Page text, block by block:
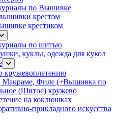
по Вышивке
крестом
крестиком
по шитью
куклы, одежда для кукол
кружевоплетению
Макраме, Филе (+Вышивка по
(Шитое) кружево
на коклюшках
прикладного искусства